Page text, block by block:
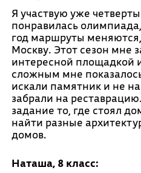
Я участвую уже
понравилась
год маршруты
Москву. Этот сезон мне
интересной
сложным мне
искали памятник и не
забрали на
задание то, где стоял
найти разные
домов.
Наташа, 8 класс: